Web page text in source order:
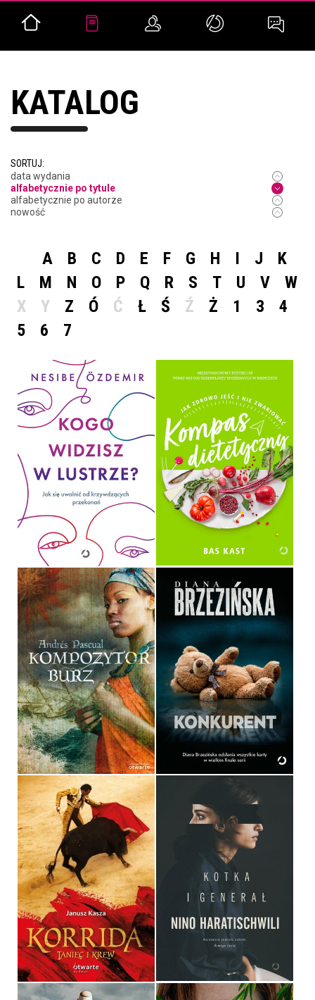
KATALOG
SORTUJ:
data wydania
alfabetycznie po tytule
alfabetycznie po autorze
nowość
A B C D E F G H I J
K
L
M N O P Q R S T U V
W
X
Y Z Ó Ć Ł Ś Ź Ż 1 3
4
5
6 7
KOGO WIDZISZ W
LUSTRZE?
NESIBE ÖZDEMIR
OPRAWA MIĘKKA
49,99 ZŁ
KOMPAS DIETETYCZNY
BAS KAST
OPRAWA MIĘKKA ZE SKRZYDEŁKAMI
39,90 ZŁ
KOMPOZYTOR BURZ
ANDRÉS PASCUAL
OPRAWA MIĘKKA
34,90 ZŁ
KONKURENT
DIANA BRZEZIŃSKA
OPRAWA MIĘKKA
54,99 ZŁ
KORRIDA
JANUSZ KASZA
44,90 ZŁ
KOTKA I GENERAŁ
NINO HARATISCHWILI
54,90 ZŁ